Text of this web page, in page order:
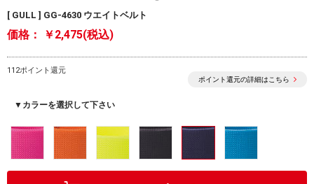
[ GULL ] GG-4630 ウエイトベルト
価格： ￥2,475(税込)
112ポイント還元
ポイント還元の詳細はこちら
▼カラーを選択して下さい